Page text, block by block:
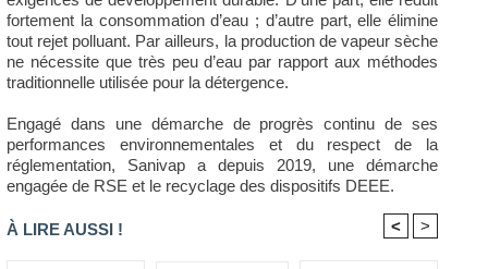
fortement la consommation d’eau ; d’autre part, elle élimine
tout rejet polluant. Par ailleurs, la production de vapeur sèche
ne nécessite que très peu d’eau par rapport aux méthodes
traditionnelle utilisée pour la détergence.
Engagé dans une démarche de progrès continu de ses
performances environnementales et du respect de la
réglementation, Sanivap a depuis 2019, une démarche
engagée de RSE et le recyclage des dispositifs DEEE.
À LIRE AUSSI ! < >